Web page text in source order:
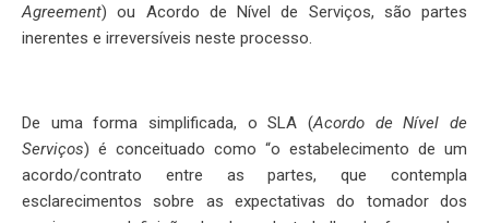
Agreement) ou Acordo de Nível de Serviços, são partes
inerentes e irreversíveis neste processo.
De uma forma simplificada, o SLA (Acordo de Nível de
Serviços) é conceituado como “o estabelecimento de um
acordo/contrato entre as partes, que contempla
esclarecimentos sobre as expectativas do tomador dos